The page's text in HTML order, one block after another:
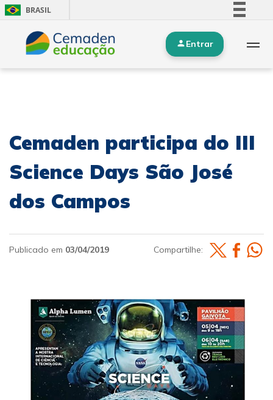
BRASIL
Simplifique!
Comunica BR
Entrar
Cemaden participa do III
Science Days São José
dos Campos
Publicado em 03/04/2019 Compartilhe: